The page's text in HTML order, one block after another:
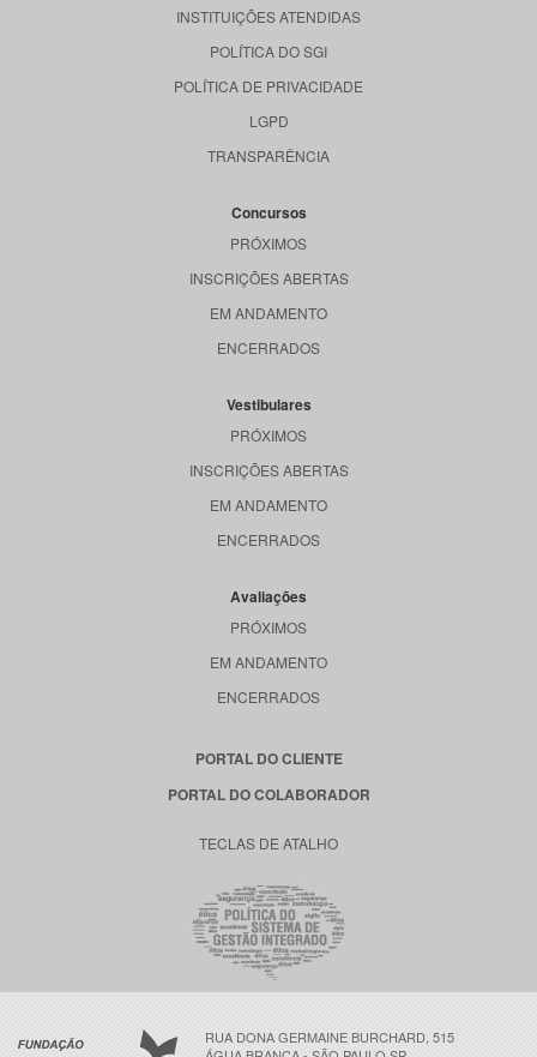
INSTITUIÇÕES ATENDIDAS
POLÍTICA DO SGI
POLÍTICA DE PRIVACIDADE
LGPD
TRANSPARÊNCIA
Concursos
PRÓXIMOS
INSCRIÇÕES ABERTAS
EM ANDAMENTO
ENCERRADOS
Vestibulares
PRÓXIMOS
INSCRIÇÕES ABERTAS
EM ANDAMENTO
ENCERRADOS
Avaliações
PRÓXIMOS
EM ANDAMENTO
ENCERRADOS
PORTAL DO CLIENTE
PORTAL DO COLABORADOR
TECLAS DE ATALHO
RUA DONA GERMAINE BURCHARD, 515